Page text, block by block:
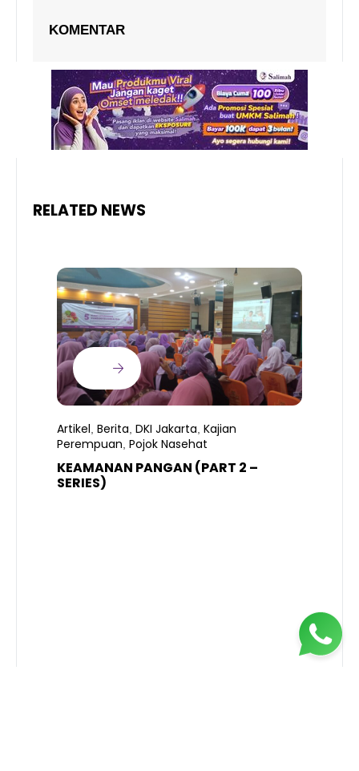
KOMENTAR
RELATED NEWS
Artikel Berita DKI Jakarta Kajian
Perempuan Pojok Nasehat
KEAMANAN PANGAN (PART 2 –
SERIES)